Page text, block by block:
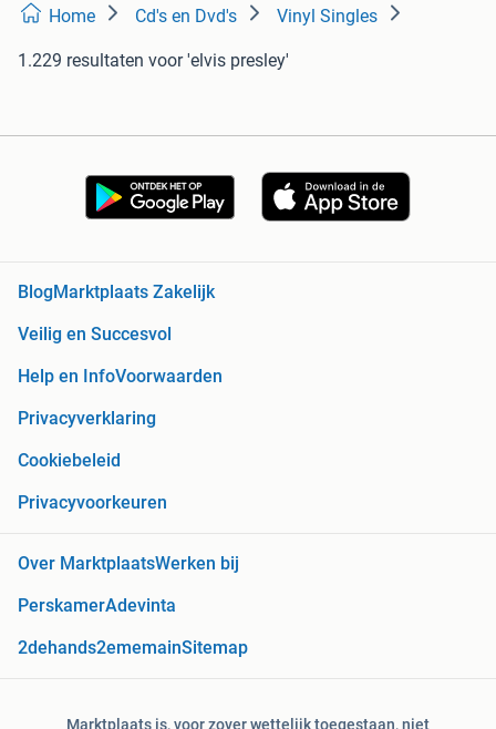
Home Cd's en Dvd's Vinyl Singles
1.229 resultaten voor 'elvis presley'
BlogMarktplaats Zakelijk
Veilig en Succesvol
Help en InfoVoorwaarden
Privacyverklaring
Cookiebeleid
Privacyvoorkeuren
Over MarktplaatsWerken bij
PerskamerAdevinta
2dehands2ememainSitemap
Marktplaats is, voor zover wettelijk toegestaan, niet